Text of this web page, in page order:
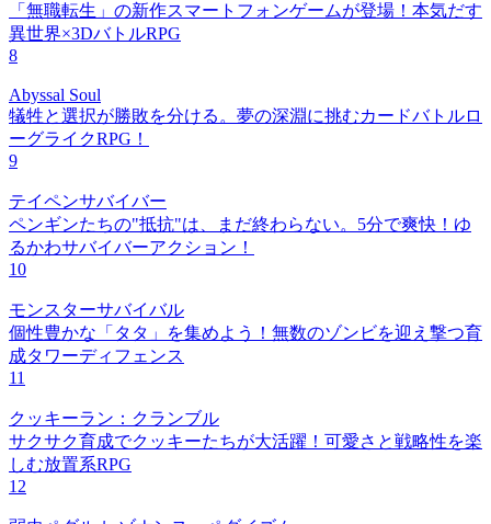
「無職転生」の新作スマートフォンゲームが登場！本気だす
異世界×3DバトルRPG
8
Abyssal Soul
犠牲と選択が勝敗を分ける。夢の深淵に挑むカードバトルロ
ーグライクRPG！
9
テイペンサバイバー
ペンギンたちの"抵抗"は、まだ終わらない。5分で爽快！ゆ
るかわサバイバーアクション！
10
モンスターサバイバル
個性豊かな「タタ」を集めよう！無数のゾンビを迎え撃つ育
成タワーディフェンス
11
クッキーラン：クランブル
サクサク育成でクッキーたちが大活躍！可愛さと戦略性を楽
しむ放置系RPG
12